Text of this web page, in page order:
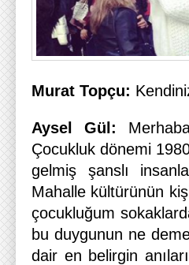
Murat Topçu:
Aysel Gül:
Çocukluk dönemi
gelmiş şanslı
Mahalle kültürünün
çocukluğum
bu duygunun ne
dair en belirgin